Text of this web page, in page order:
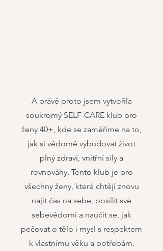
A právě proto jsem vytvořila
soukromý SELF-CARE klub pro
ženy 40+, kde se zaměříme na to,
jak si vědomě vybudovat život
plný zdraví, vnitřní síly a
rovnováhy. Tento klub je pro
všechny ženy, které chtějí znovu
najít čas na sebe, posílit své
sebevědomí a naučit se, jak
pečovat o tělo i mysl s respektem
k vlastnímu věku a potřebám.